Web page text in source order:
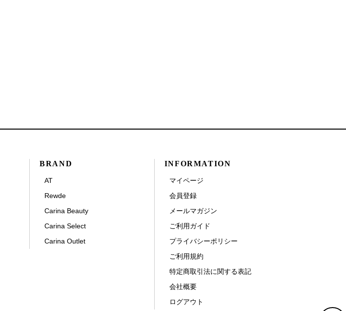
BRAND
AT
Rewde
Carina Beauty
Carina Select
Carina Outlet
INFORMATION
マイページ
会員登録
メールマガジン
ご利用ガイド
プライバシーポリシー
ご利用規約
特定商取引法に関する表記
会社概要
ログアウト